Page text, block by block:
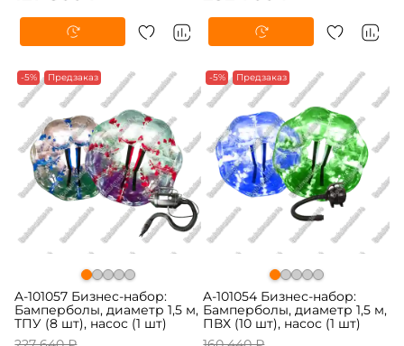
-5% Предзаказ
A-101057 Бизнес-набор:
Бамперболы, диаметр 1,5 м,
ТПУ (8 шт), насос (1 шт)
-5% Предзаказ
A-101054 Бизнес-набор:
Бамперболы, диаметр 1,5 м,
ПВХ (10 шт), насос (1 шт)